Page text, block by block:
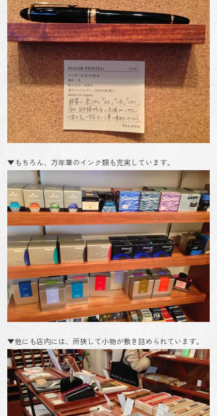
▼もちろん、万年筆のインク類も充実しています。
▼他にも店内には、所狭して小物が敷き詰められています。